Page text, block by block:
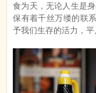
食为天，无论人生是
保有着千丝万缕的联
予我们生存的活力，